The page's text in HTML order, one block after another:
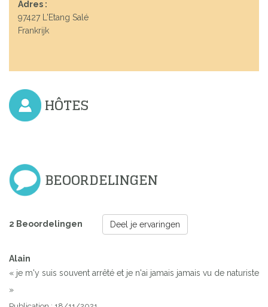
Adres :
97427 L'Etang Salé
Frankrijk
HÔTES
BEOORDELINGEN
2 Beoordelingen Deel je ervaringen
Alain
« je m'y suis souvent arrêté et je n'ai jamais jamais vu de naturiste
»